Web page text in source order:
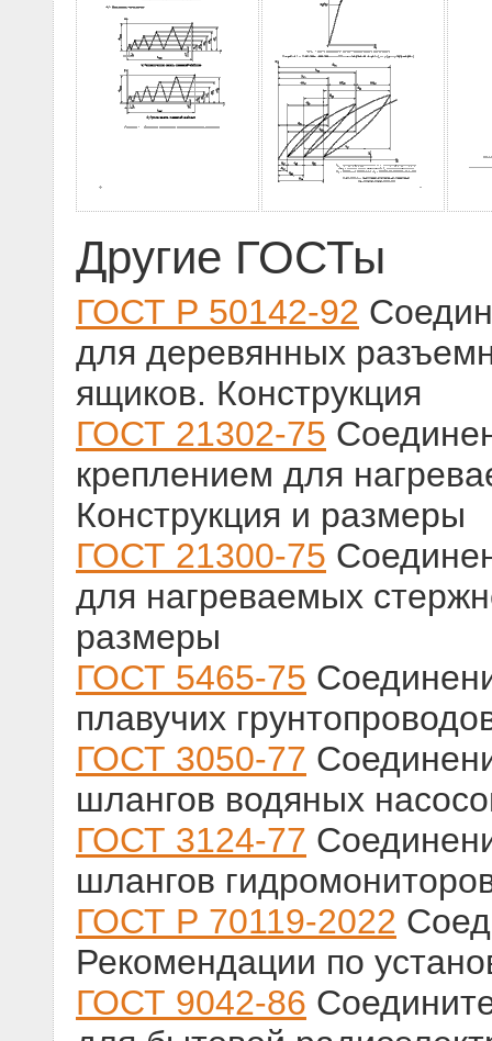
Другие ГОСТы
ГОСТ Р 50142-92
для деревянных
ящиков. Конструкция
ГОСТ 21302-75
креплением для
Конструкция и размеры
ГОСТ 21300-75
для нагреваемых
размеры
ГОСТ 5465-75
плавучих
ГОСТ 3050-77
шлангов водяных
ГОСТ 3124-77
шлангов
ГОСТ Р 70119-2022
Рекомендации по
ГОСТ 9042-86